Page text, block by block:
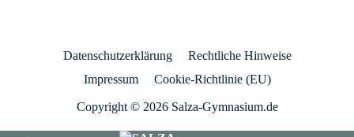
Datenschutzerklärung
Rechtliche Hinweise
Impressum
Cookie-Richtlinie (EU)
Copyright © 2026 Salza-Gymnasium.de